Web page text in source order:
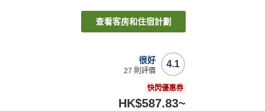
查看客房和住宿計劃
4.1
很好
27 則評價
快閃優惠券
HK$587.83~